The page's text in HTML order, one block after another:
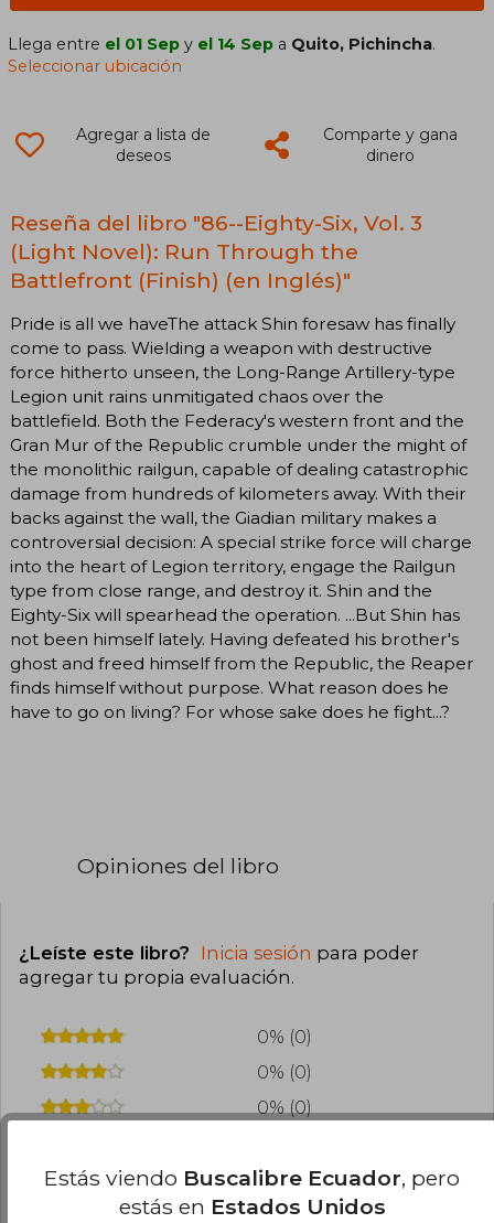
Llega entre el 01 Sep y el 14 Sep a Quito, Pichincha.
Seleccionar ubicación
Agregar a lista de
deseos
Comparte y gana
dinero
Reseña del libro "86--Eighty-Six, Vol. 3
(Light Novel): Run Through the
Battlefront (Finish) (en Inglés)"
Pride is all we haveThe attack Shin foresaw has finally
come to pass. Wielding a weapon with destructive
force hitherto unseen, the Long-Range Artillery-type
Legion unit rains unmitigated chaos over the
battlefield. Both the Federacy's western front and the
Gran Mur of the Republic crumble under the might of
the monolithic railgun, capable of dealing catastrophic
damage from hundreds of kilometers away. With their
backs against the wall, the Giadian military makes a
controversial decision: A special strike force will charge
into the heart of Legion territory, engage the Railgun
type from close range, and destroy it. Shin and the
Eighty-Six will spearhead the operation. ...But Shin has
not been himself lately. Having defeated his brother's
ghost and freed himself from the Republic, the Reaper
finds himself without purpose. What reason does he
have to go on living? For whose sake does he fight...?
Opiniones del libro
¿Leíste este libro? Inicia sesión para poder
agregar tu propia evaluación.
0% (0)
0% (0)
0% (0)
0% (0)
Estás viendo Buscalibre Ecuador, pero
estás en Estados Unidos